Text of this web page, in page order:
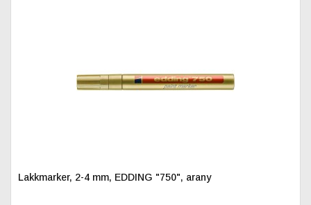
Lakkmarker, 2-4 mm, EDDING "750", arany